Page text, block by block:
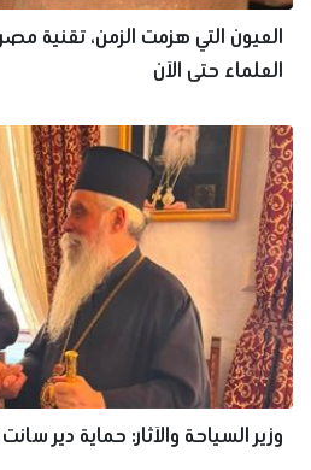
العيون التي هزمت الزمن، تقنية
العلماء حتى الآن
وزير السياحة والآثار: حماية دير